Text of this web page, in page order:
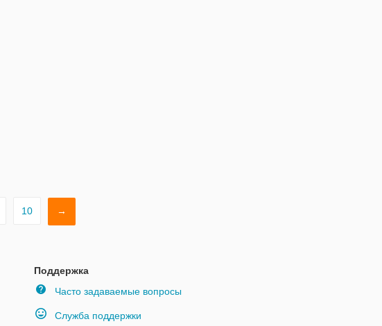
10 →
Поддержка
Часто задаваемые вопросы
Служба поддержки